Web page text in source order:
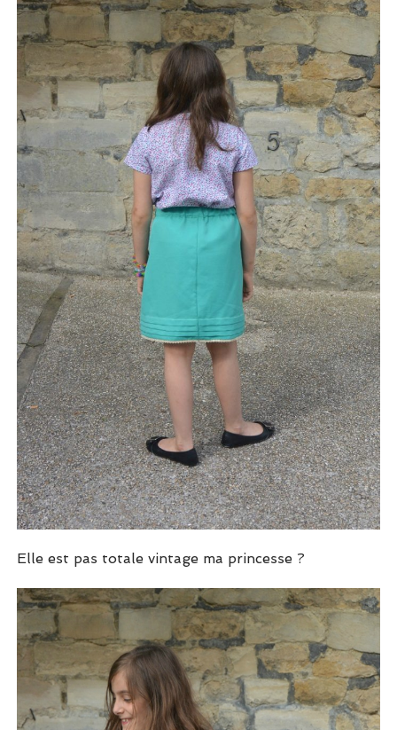
Elle est pas totale vintage ma princesse ?